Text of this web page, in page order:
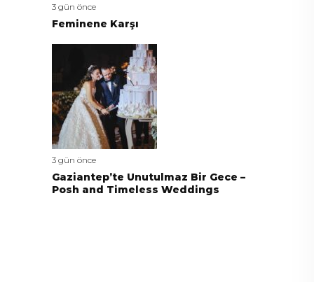
3 gün önce
Feminene Karşı
3 gün önce
Gaziantep’te Unutulmaz Bir Gece –
Posh and Timeless Weddings